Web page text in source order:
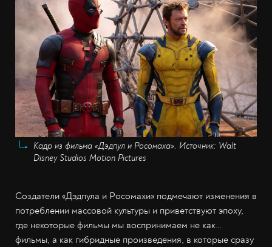
Кадр из фильма «Дэдпул и Росомаха». Источник: Walt
Disney Studios Motion Pictures
Создатели «Дэдпула и Росомахи» подмечают изменения в
потреблении массовой культуры и приветствуют эпоху,
где некоторые фильмы мы воспринимаем не как…
фильмы, а как гибридные произведения, в которые сразу